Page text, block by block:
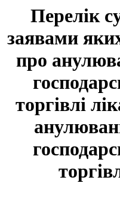
Перелік
заявами
про
торгівлі